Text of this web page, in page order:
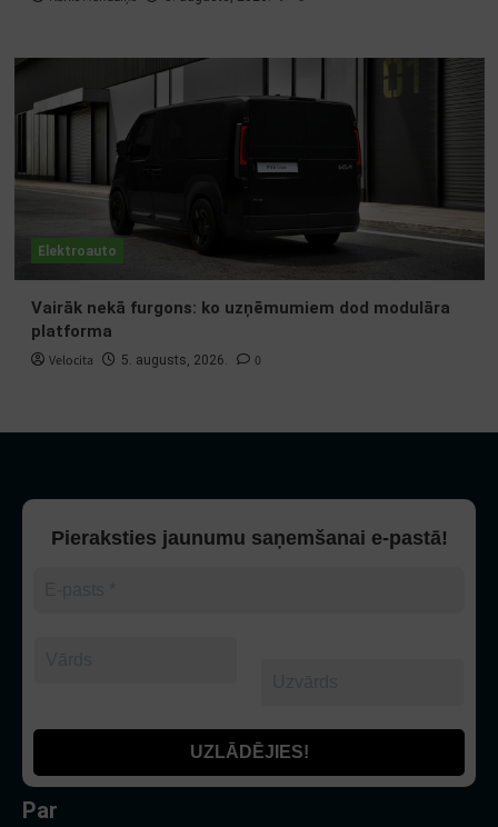
Elektroauto
Vairāk nekā furgons: ko uzņēmumiem dod modulāra
platforma
Velocita 5. augusts, 2026. 0
Pieraksties jaunumu saņemšanai e-pastā!
Par